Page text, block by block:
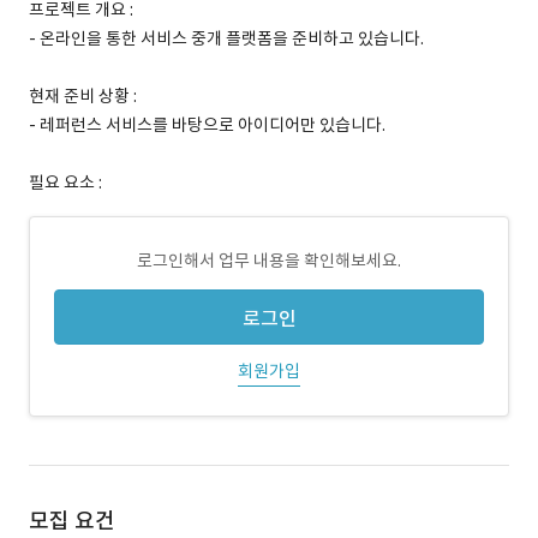
프로젝트 개요 :
- 온라인을 통한 서비스 중개 플랫폼을 준비하고 있습니다.
현재 준비 상황 :
- 레퍼런스 서비스를 바탕으로 아이디어만 있습니다.
필요 요소 :
로그인해서 업무 내용을 확인해보세요.
로그인
회원가입
모집 요건